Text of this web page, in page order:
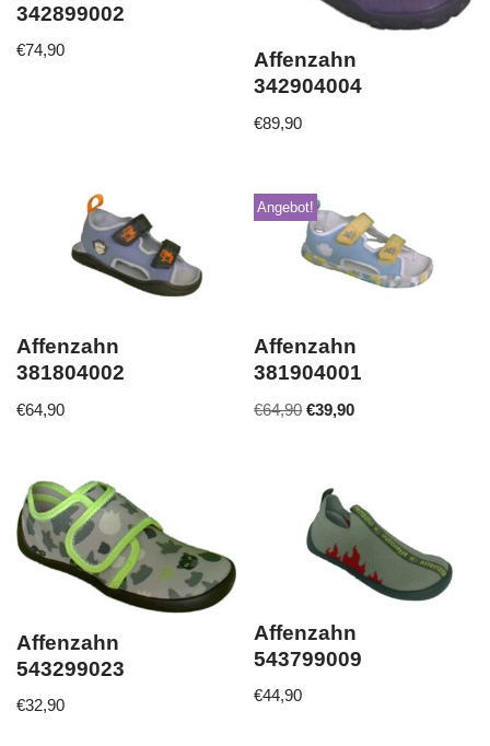
342899002
€74,90
Affenzahn
342904004
€89,90
Affenzahn
381804002
€64,90
Angebot!
Affenzahn
381904001
€64,90 €39,90
Affenzahn
543299023
€32,90
Affenzahn
543799009
€44,90